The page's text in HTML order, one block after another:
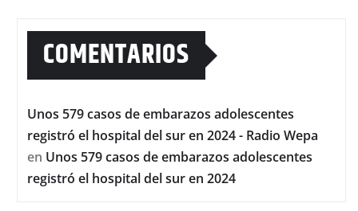
COMENTARIOS
Unos 579 casos de embarazos adolescentes
registró el hospital del sur en 2024 - Radio Wepa
en Unos 579 casos de embarazos adolescentes
registró el hospital del sur en 2024